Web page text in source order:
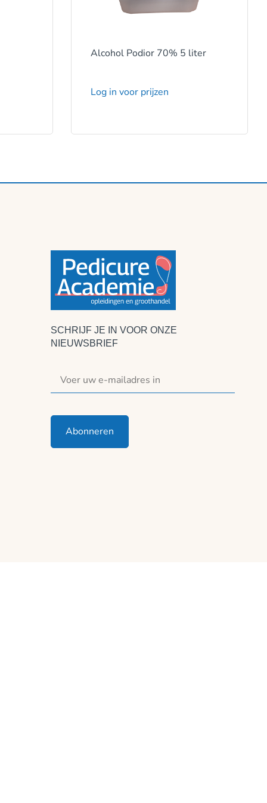
Alcohol Podior 70% 5 liter
Log in voor prijzen
SCHRIJF JE IN VOOR ONZE
NIEUWSBRIEF
Abonneren